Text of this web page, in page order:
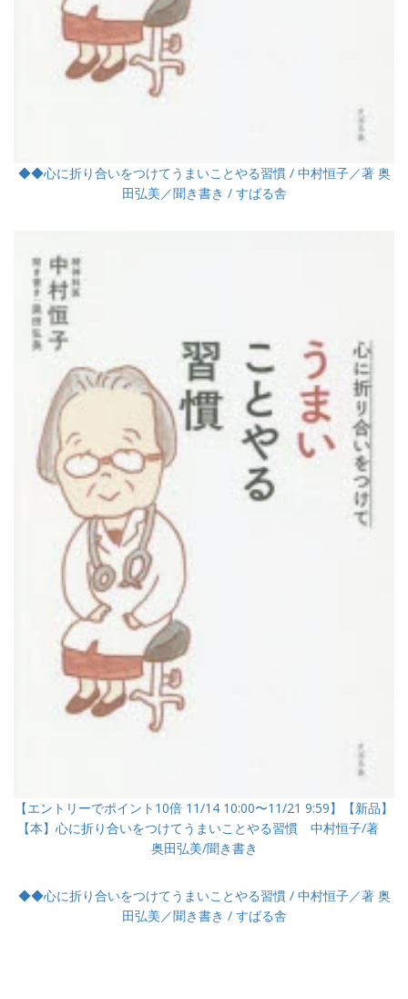
◆◆心に折り合いをつけてうまいことやる習慣 / 中村恒子／著 奥
田弘美／聞き書き / すばる舎
【エントリーでポイント10倍 11/14 10:00〜11/21 9:59】【新品】
【本】心に折り合いをつけてうまいことやる習慣 中村恒子/著
奥田弘美/聞き書き
◆◆心に折り合いをつけてうまいことやる習慣 / 中村恒子／著 奥
田弘美／聞き書き / すばる舎